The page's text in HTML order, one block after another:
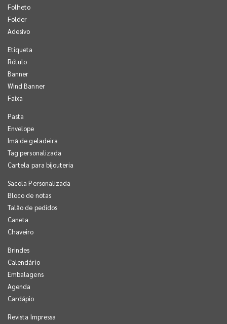
Folheto
Folder
Adesivo
Etiqueta
Rótulo
Banner
Wind Banner
Faixa
Pasta
Envelope
Imã de geladeira
Tag personalizada
Cartela para bijouteria
Sacola Personalizada
Bloco de notas
Talão de pedidos
Caneta
Chaveiro
Brindes
Calendário
Embalagens
Agenda
Cardápio
Revista Impressa